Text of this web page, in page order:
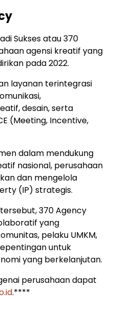
Suksesatau370
agensi kreatif yang
pada2022.
layanan terintegrasi
desain,serta
(Meeting, Incentive,
dalam mendukung
nasional, perusahaan
dan mengelola
(IP) strategis.
tersebut,370Agency
yang
pelaku UMKM,
untuk
yang berkelanjutan.
perusahaandapat
id.****